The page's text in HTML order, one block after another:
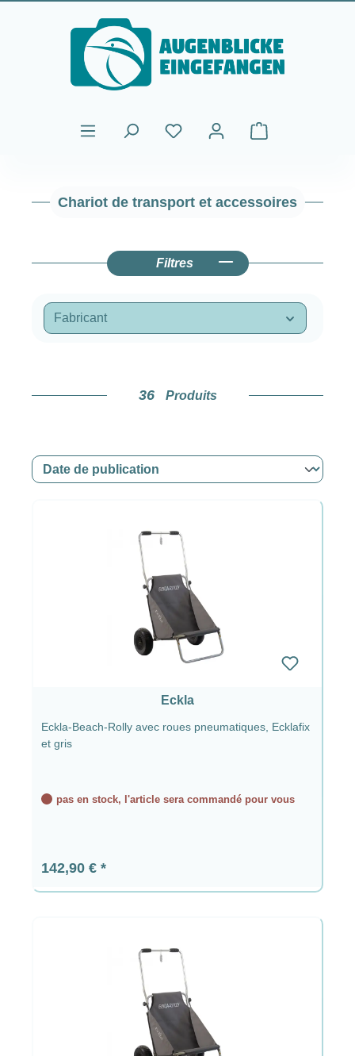
Passer au contenu principal
Le panier
Chariot de transport et accessoires
Filtres
Fabricant
36 Produits
Eckla
Eckla-Beach-Rolly avec roues pneumatiques, Ecklafix
et gris
pas en stock, l'article sera commandé pour vous
Prix régulier :
142,90 €